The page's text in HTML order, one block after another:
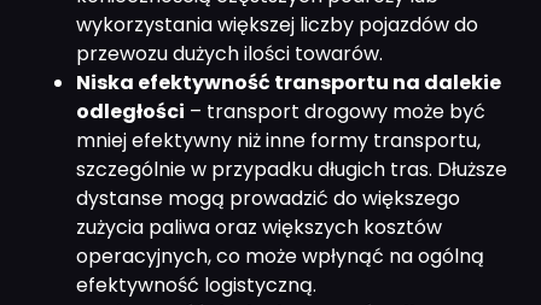
wykorzystania większej liczby pojazdów do
przewozu dużych ilości towarów.
Niska efektywność transportu na dalekie
odległości – transport drogowy może być
mniej efektywny niż inne formy transportu,
szczególnie w przypadku długich tras. Dłuższe
dystanse mogą prowadzić do większego
zużycia paliwa oraz większych kosztów
operacyjnych, co może wpłynąć na ogólną
efektywność logistyczną.